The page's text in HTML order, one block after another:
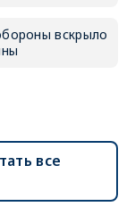
вскрыло
все